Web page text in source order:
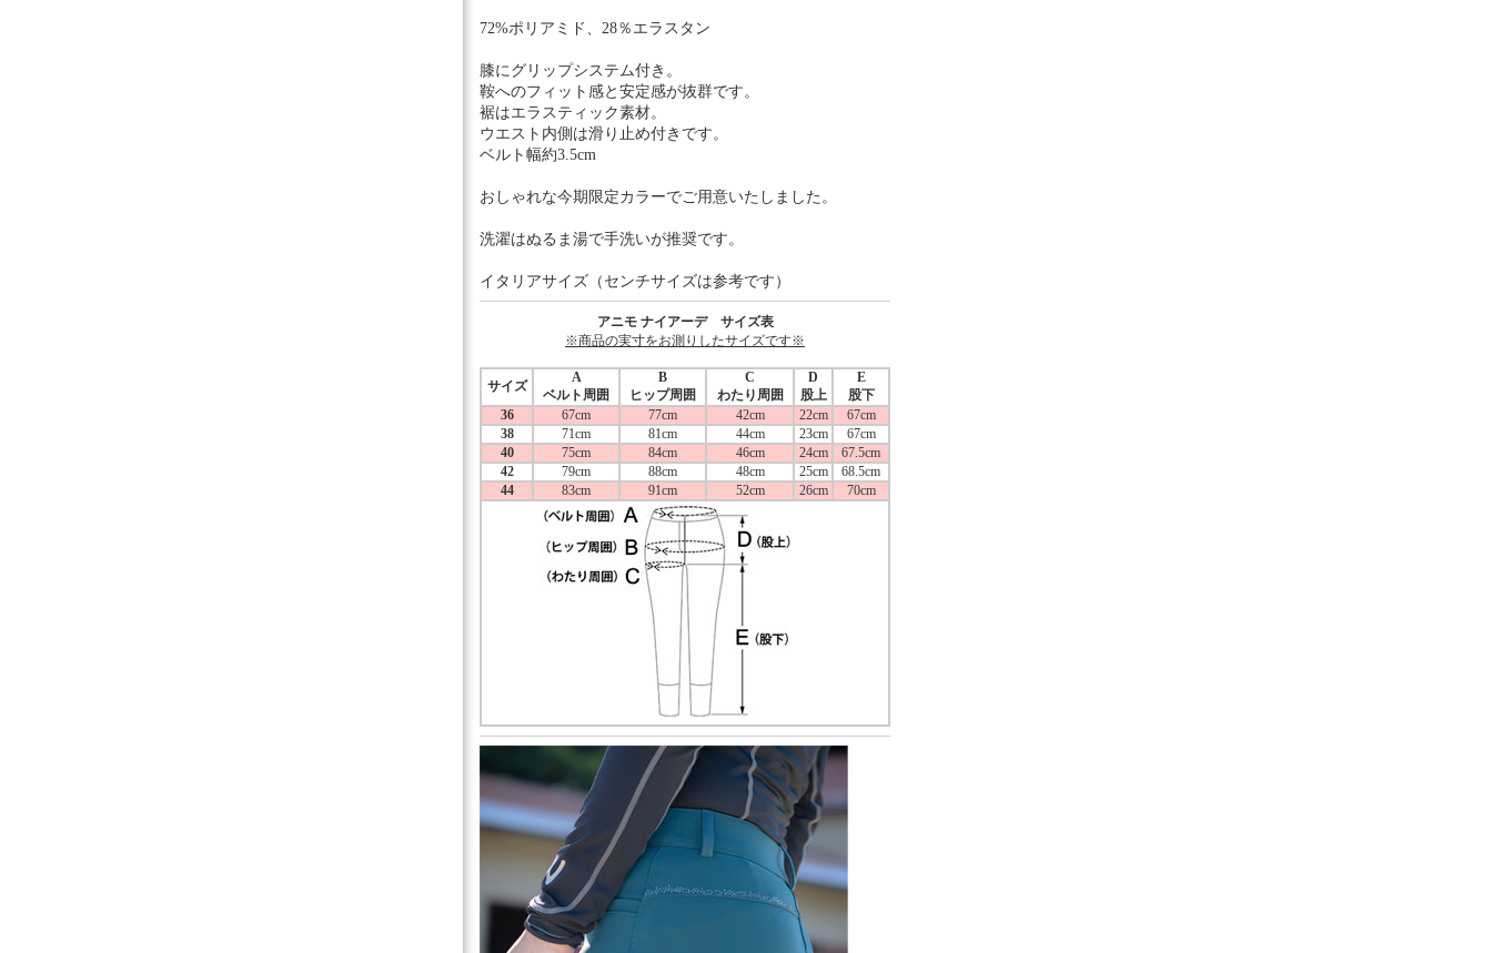
72%ポリアミド、28％エラスタン
膝にグリップシステム付き。
鞍へのフィット感と安定感が抜群です。
裾はエラスティック素材。
ウエスト内側は滑り止め付きです。
ベルト幅約3.5cm
おしゃれな今期限定カラーでご用意いたしました。
洗濯はぬるま湯で手洗いが推奨です。
イタリアサイズ（センチサイズは参考です）
アニモ ナイアーデ サイズ表
※商品の実寸をお測りしたサイズです※
サイズ
A
ベルト周囲
B
ヒップ周囲
C
わたり周囲
D
股上
E
股下
36
67cm 77cm 42cm 22cm
67cm
38
71cm 81cm 44cm 23cm
67cm
40
75cm 84cm 46cm 24cm
67.5cm
42
79cm 88cm 48cm 25cm
68.5cm
44
83cm 91cm 52cm 26cm 70cm